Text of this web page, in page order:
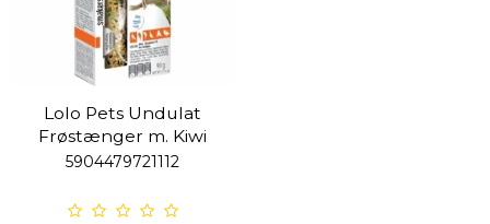
Lolo Pets Undulat
Frøstænger m. Kiwi
5904479721112